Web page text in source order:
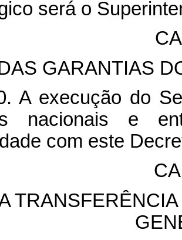
será o
GARANTIAS
A execução do
nacionais e
com este